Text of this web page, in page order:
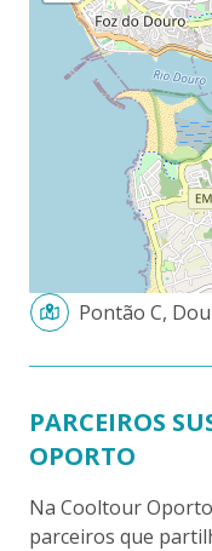
Pontão C,
PARCEIROS
OPORTO
Na Cooltour
parceiros que